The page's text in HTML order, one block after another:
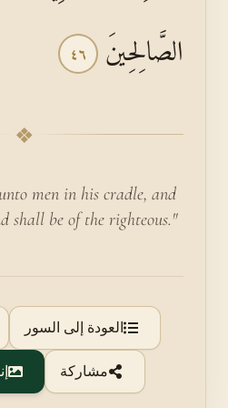
الصَّالِحِينَ ٤٦
❖
men in his cradle, and
shall be of the righteous."
العودة إلى السور
مشاركة